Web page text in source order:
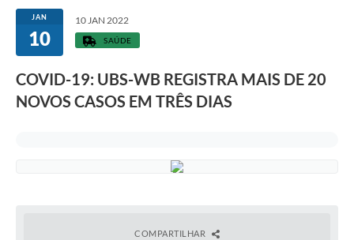
JAN
10
10 JAN 2022
SAÚDE
COVID-19: UBS-WB REGISTRA MAIS DE 20
NOVOS CASOS EM TRÊS DIAS
COMPARTILHAR